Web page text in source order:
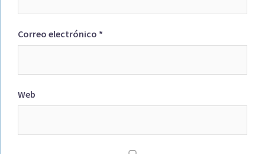
Correo electrónico *
Web